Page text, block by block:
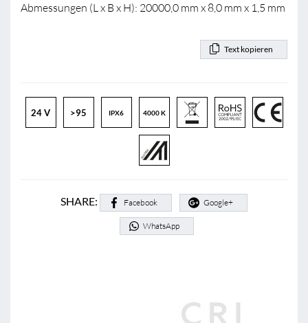
Abmessungen (L x B x H): 20000,0 mm x 8,0 mm x 1,5 mm
Text kopieren
24 V >95 IPX6 4000 K
SHARE: Facebook Google+
WhatsApp